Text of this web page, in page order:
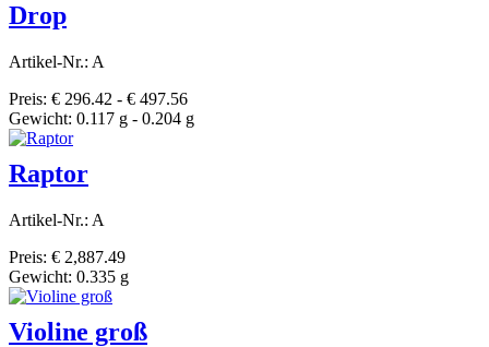
Drop
Artikel-Nr.: A
Preis: € 296.42 - € 497.56
Gewicht: 0.117 g - 0.204 g
Raptor
Artikel-Nr.: A
Preis: € 2,887.49
Gewicht: 0.335 g
Violine groß